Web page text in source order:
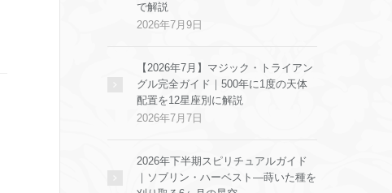
で解説
2026年7月9日
【2026年7月】マジック・トライアン
グル完全ガイド｜500年に1度の天体
配置を12星座別に解説
2026年7月7日
2026年下半期スピリチュアルガイド
｜ソブリン・ハーベスト—蒔いた種を